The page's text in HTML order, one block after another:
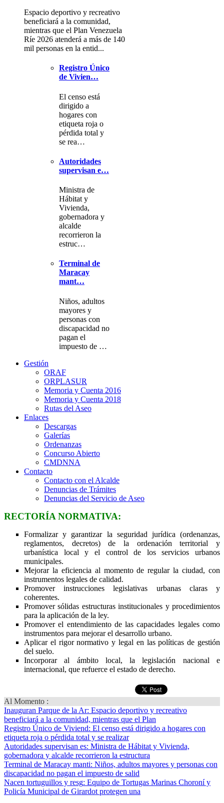
Espacio deportivo y recreativo
beneficiará a la comunidad,
mientras que el Plan Venezuela
Ríe 2026 atenderá a más de 140
mil personas en la entid...
Registro Único
de Vivien…
El censo está
dirigido a
hogares con
etiqueta roja o
pérdida total y
se rea…
Autoridades
supervisan e…
Ministra de
Hábitat y
Vivienda,
gobernadora y
alcalde
recorrieron la
estruc…
Terminal de
Maracay
mant…
Niños, adultos
mayores y
personas con
discapacidad no
pagan el
impuesto de …
Gestión
ORAF
ORPLASUR
Memoria y Cuenta 2016
Memoria y Cuenta 2018
Rutas del Aseo
Enlaces
Descargas
Galerías
Ordenanzas
Concurso Abierto
CMDNNA
Contacto
Contacto con el Alcalde
Denuncias de Trámites
Denuncias del Servicio de Aseo
RECTORÍA NORMATIVA:
Formalizar y garantizar la seguridad jurídica (ordenanzas,
reglamentos, decretos) de la ordenación territorial y
urbanística local y el control de los servicios urbanos
municipales.
Mejorar la eficiencia al momento de regular la ciudad, con
instrumentos legales de calidad.
Promover instrucciones legislativas urbanas claras y
coherentes.
Promover sólidas estructuras institucionales y procedimientos
para la aplicación de la ley.
Promover el entendimiento de las capacidades legales como
instrumentos para mejorar el desarrollo urbano.
Aplicar el rigor normativo y legal en las políticas de gestión
del suelo.
Incorporar al ámbito local, la legislación nacional e
internacional, que refuerce el estado de derecho.
Al Momento :
Inauguran Parque de la Ar: Espacio deportivo y recreativo
beneficiará a la comunidad, mientras que el Plan
Registro Único de Viviend: El censo está dirigido a hogares con
etiqueta roja o pérdida total y se realizar
Autoridades supervisan es: Ministra de Hábitat y Vivienda,
gobernadora y alcalde recorrieron la estructura
Terminal de Maracay manti: Niños, adultos mayores y personas con
discapacidad no pagan el impuesto de salid
Nacen tortuguillos y resg: Equipo de Tortugas Marinas Choroní y
Policía Municipal de Girardot protegen una